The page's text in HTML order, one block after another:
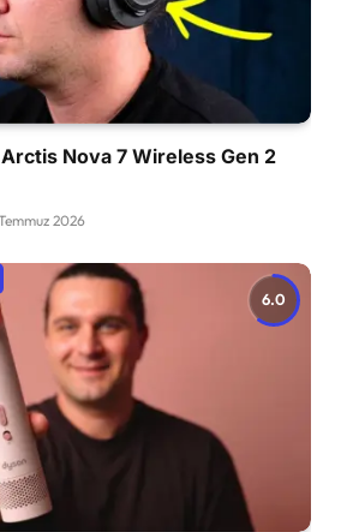
Nova 7 Wireless Gen 2
2026
6.0